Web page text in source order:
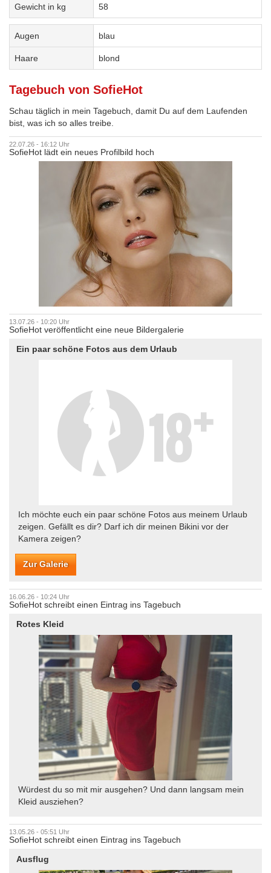
Gewicht in kg 58
Augen blau
Haare blond
Tagebuch von SofieHot
Schau täglich in mein Tagebuch, damit Du auf dem Laufenden
bist, was ich so alles treibe.
22.07.26 - 16:12 Uhr
SofieHot lädt ein neues Profilbild hoch
13.07.26 - 10:20 Uhr
SofieHot veröffentlicht eine neue Bildergalerie
Ein paar schöne Fotos aus dem Urlaub
Ich möchte euch ein paar schöne Fotos aus meinem Urlaub
zeigen. Gefällt es dir? Darf ich dir meinen Bikini vor der
Kamera zeigen?
Zur Galerie
16.06.26 - 10:24 Uhr
SofieHot schreibt einen Eintrag ins Tagebuch
Rotes Kleid
Würdest du so mit mir ausgehen? Und dann langsam mein
Kleid ausziehen?
13.05.26 - 05:51 Uhr
SofieHot schreibt einen Eintrag ins Tagebuch
Ausflug